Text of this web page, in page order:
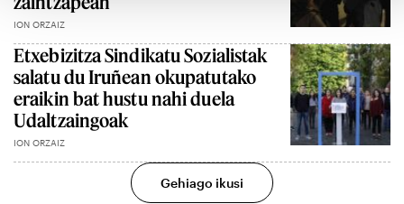
ION ORZAIZ
Etxebizitza Sindikatu Sozialistak
salatu du Iruñean okupatutako
eraikin bat hustu nahi duela
Udaltzaingoak
ION ORZAIZ
Gehiago ikusi